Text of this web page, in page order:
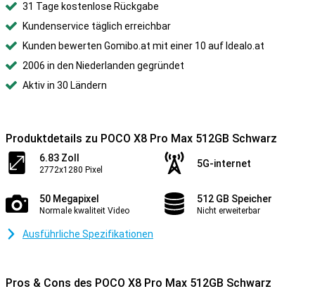
31 Tage kostenlose Rückgabe
Kundenservice täglich erreichbar
Kunden bewerten Gomibo.at mit einer 10 auf Idealo.at
2006 in den Niederlanden gegründet
Aktiv in 30 Ländern
Produktdetails zu POCO X8 Pro Max 512GB Schwarz
6.83 Zoll
2772x1280 Pixel
5G-internet
50 Megapixel
Normale kwaliteit Video
512 GB Speicher
Nicht erweiterbar
Ausführliche Spezifikationen
Pros & Cons des POCO X8 Pro Max 512GB Schwarz